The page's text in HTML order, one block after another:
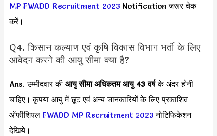
MP FWADD Recruitment 2023 Notification जरूर चेक
करें।
Q4. किसान कल्याण एवं कृषि विकास विभाग भर्ती के लिए
आवेदन करने की आयु सीमा क्या है?
Ans. उम्मीदवार की आयु सीमा अधिकतम आयु 43 वर्षके अंदर होनी
चाहिए। कृपया आयु में छूट एवं अन्य जानकारियों के लिए प्रकाशित
ऑफीशियल FWADD MP Recruitment 2023नोटिफिकेशन
देखिये।